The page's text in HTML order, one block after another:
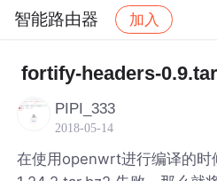
智能路由器 加入
社区 智能路由器
fortify-headers-
PIPI_333
2018-05-14
在使用openwrt进行编译的